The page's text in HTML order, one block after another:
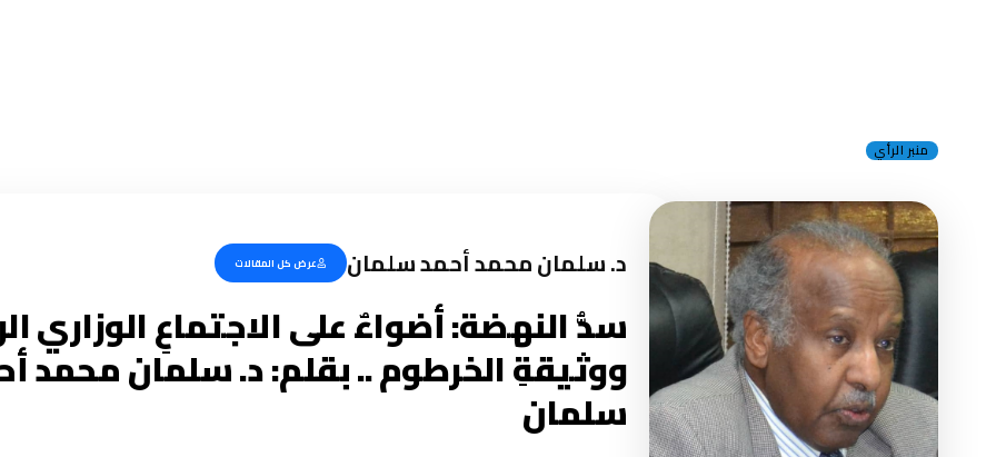
منبر الرأي
د. سلمان محمد أحمد سلمان عرض كل المقالات
سدُّ النهضة: أضواءٌ على الاجتماعِ الوزاري
ووثيقةِ الخرطوم .. بقلم: د. سلمان محمد
سلمان